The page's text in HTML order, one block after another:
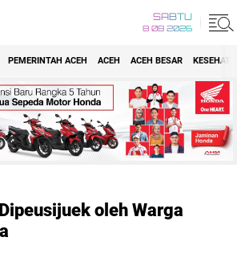
SABTU
8 08 2026
PEMERINTAH ACEH ACEH ACEH BESAR
oleh Warga